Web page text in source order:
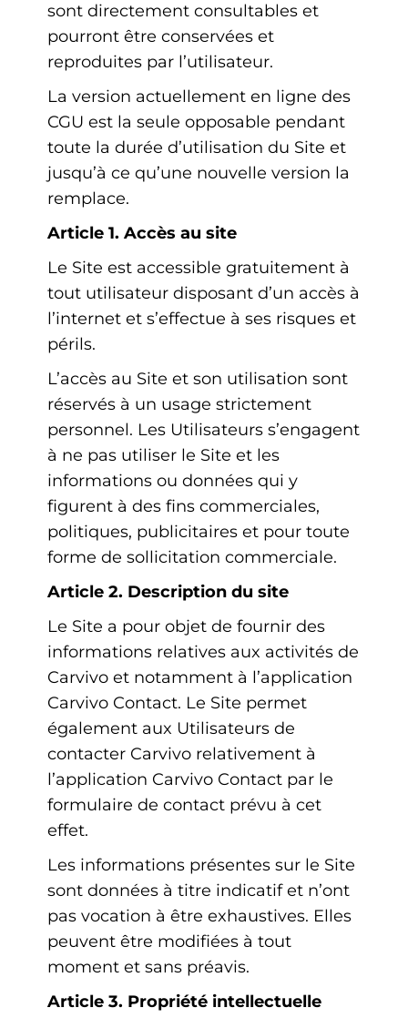
sont directement consultables et
pourront être conservées et
reproduites par l’utilisateur.
La version actuellement en ligne des
CGU est la seule opposable pendant
toute la durée d’utilisation du Site et
jusqu’à ce qu’une nouvelle version la
remplace.
Article 1. Accès au site
Le Site est accessible gratuitement à
tout utilisateur disposant d’un accès à
l’internet et s’effectue à ses risques et
périls.
L’accès au Site et son utilisation sont
réservés à un usage strictement
personnel. Les Utilisateurs s’engagent
à ne pas utiliser le Site et les
informations ou données qui y
figurent à des fins commerciales,
politiques, publicitaires et pour toute
forme de sollicitation commerciale.
Article 2. Description du site
Le Site a pour objet de fournir des
informations relatives aux activités de
Carvivo et notamment à l’application
Carvivo Contact. Le Site permet
également aux Utilisateurs de
contacter Carvivo relativement à
l’application Carvivo Contact par le
formulaire de contact prévu à cet
effet.
Les informations présentes sur le Site
sont données à titre indicatif et n’ont
pas vocation à être exhaustives. Elles
peuvent être modifiées à tout
moment et sans préavis.
Article 3. Propriété intellectuelle